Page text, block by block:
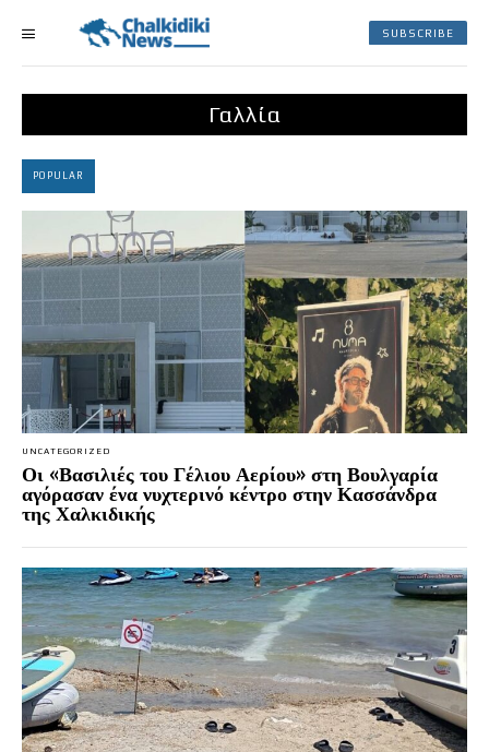
SUBSCRIBE
Γαλλία
POPULAR
UNCATEGORIZED
Οι «Βασιλιές του Γέλιου Αερίου» στη Βουλγαρία
αγόρασαν ένα νυχτερινό κέντρο στην Κασσάνδρα
της Χαλκιδικής